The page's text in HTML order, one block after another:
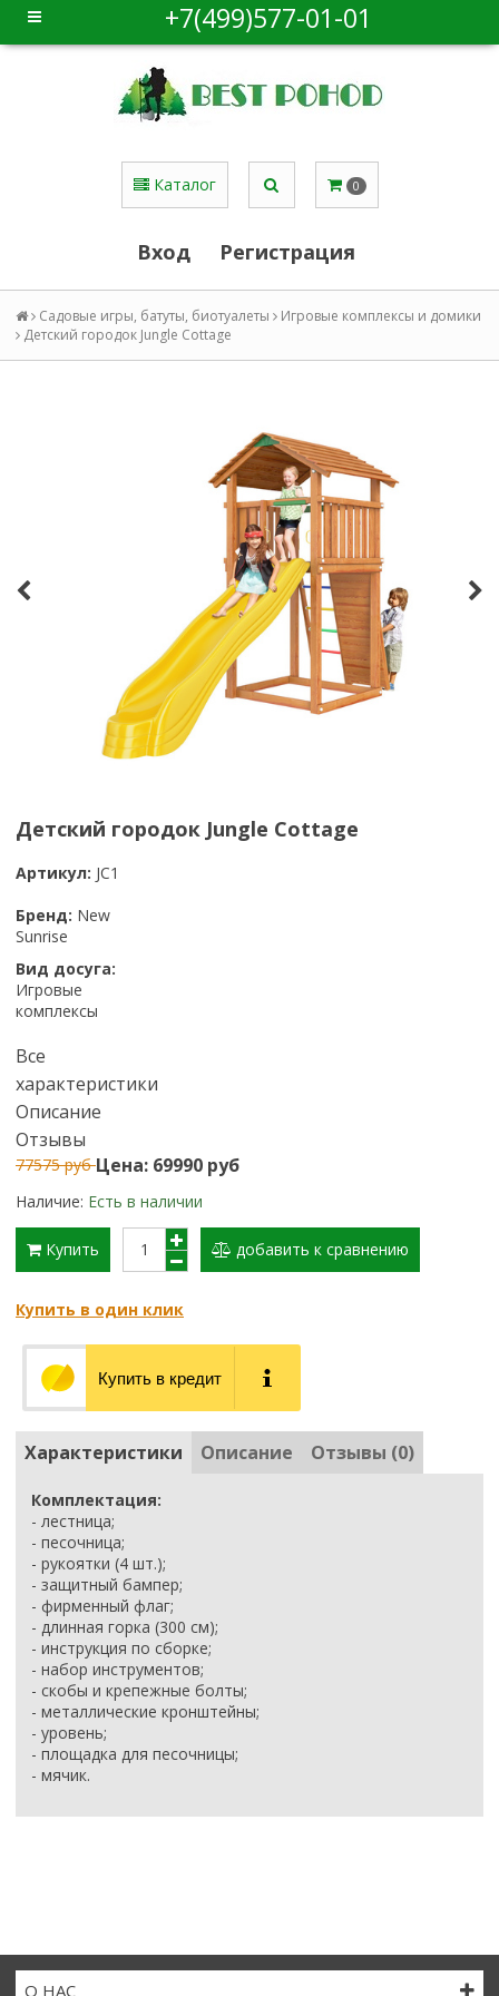
+7(499)577-01-01
Каталог 0
Вход Регистрация
Садовые игры, батуты, биотуалеты
Игровые комплексы и домики
Детский городок Jungle Cottage
Детский городок Jungle Cottage
Артикул: JC1
Бренд: New
Sunrise
Вид досуга:
Игровые
комплексы
Все
характеристики
Описание
Отзывы
77575 рубЦена: 69990 руб
Наличие: Есть в наличии
Купить добавить к сравнению
Купить в один клик
Купить в кредит
Характеристики Описание Отзывы (0)
Комплектация:
- лестница;
- песочница;
- рукоятки (4 шт.);
- защитный бампер;
- фирменный флаг;
- длинная горка (300 см);
- инструкция по сборке;
- набор инструментов;
- скобы и крепежные болты;
- металлические кронштейны;
- уровень;
- площадка для песочницы;
- мячик.
О НАС